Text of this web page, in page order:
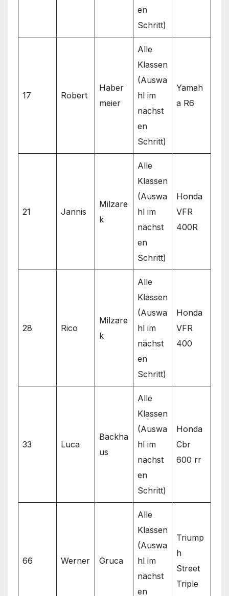
en
Schritt)
17 Robert
Haber
meier
Alle
Klassen
(Auswa
hl im
nächst
en
Schritt)
Yamah
a R6
21 Jannis
Milzare
k
Alle
Klassen
(Auswa
hl im
nächst
en
Schritt)
Honda
VFR
400R
28 Rico
Milzare
k
Alle
Klassen
(Auswa
hl im
nächst
en
Schritt)
Honda
VFR
400
33 Luca
Backha
us
Alle
Klassen
(Auswa
hl im
nächst
en
Schritt)
Honda
Cbr
600 rr
66 Werner Gruca
Alle
Klassen
(Auswa
hl im
nächst
en
Triump
h
Street
Triple